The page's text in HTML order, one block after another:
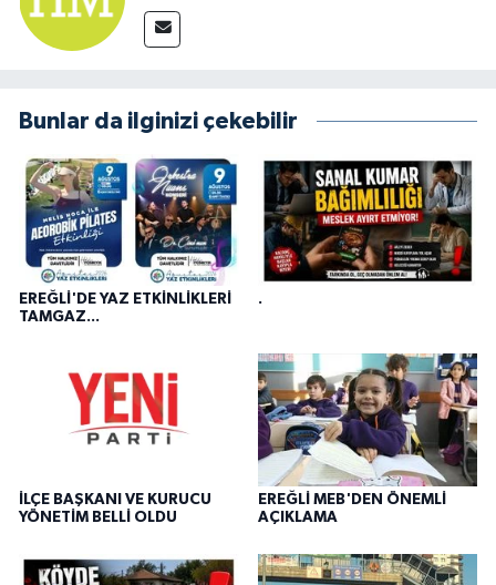
Bunlar da ilginizi çekebilir
EREĞLİ'DE YAZ ETKİNLİKLERİ
TAMGAZ...
.
İLÇE BAŞKANI VE KURUCU
YÖNETİM BELLİ OLDU
EREĞLİ MEB'DEN ÖNEMLİ
AÇIKLAMA